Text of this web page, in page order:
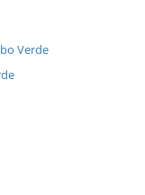
Verde